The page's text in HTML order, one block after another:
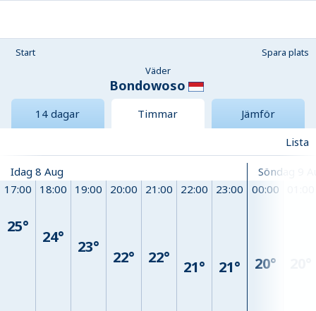
Start
Spara plats
Väder
Bondowoso
14 dagar Timmar
Jämför
Lista
Idag 8 Aug
17:00
25°
18:00
24°
19:00
23°
20:00
22°
21:00
22°
22:00
21°
23:00
21°
Söndag 9
00:00
20°